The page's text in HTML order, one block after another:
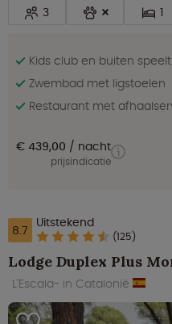
3 1
Kids club en buiten
Zwembad met ligstoelen
Restaurant met
€ 439,00 nacht
prijsindicatie
8.7 Uitstekend
(125)
Lodge Duplex Plus
L'Escala- in Catalonië